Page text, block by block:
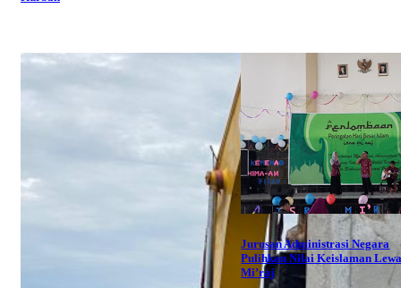
Jurusan Administrasi Negara
Pulihkan Nilai Keislaman
Mi’raj